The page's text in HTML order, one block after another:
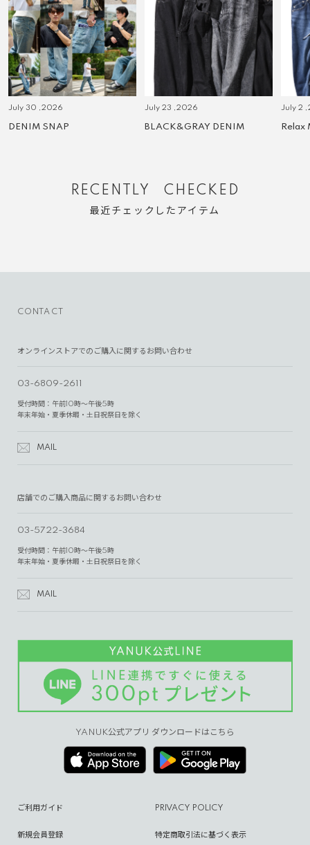
July 30 ,2026
DENIM SNAP
July 23 ,2026
BLACK&GRAY DENIM
July 2
Relax
RECENTLY CHECKED
最近チェックしたアイテム
CONTACT
オンラインストアでのご購入に関するお問い合わせ
03-6809-2611
受付時間：午前10時～午後5時
年末年始・夏季休暇・土日祝祭日を除く
MAIL
店舗でのご購入商品に関するお問い合わせ
03-5722-3684
受付時間：午前10時～午後5時
年末年始・夏季休暇・土日祝祭日を除く
MAIL
YANUK公式アプリ ダウンロードはこちら
ご利用ガイド PRIVACY POLICY
新規会員登録 特定商取引法に基づく表示